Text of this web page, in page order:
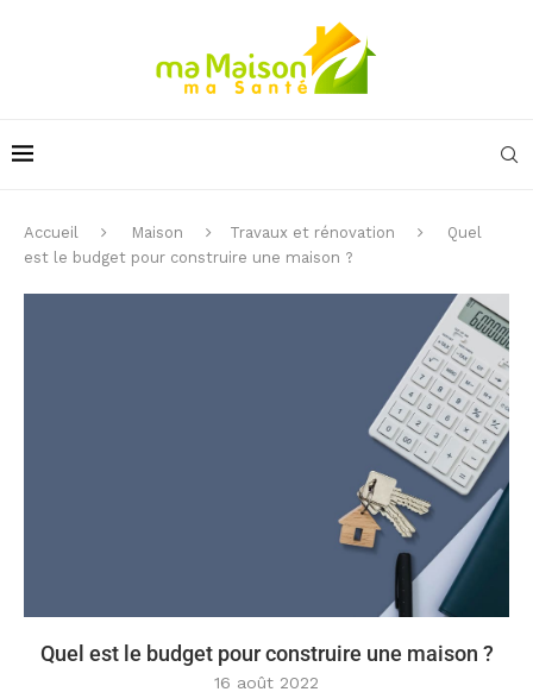
Accueil Maison Travaux et rénovation
Quel
est le budget pour construire une maison ?
Quel est le budget pour construire une maison ?
16 août 2022